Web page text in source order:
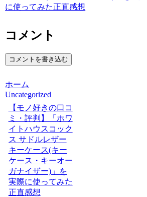
に使ってみた正直感想
コメント
コメントを書き込む
ホーム
Uncategorized
【モノ好きの口コ
ミ・評判】「ホワ
イトハウスコック
ス サドルレザー
キーケース(キー
ケース・キーオー
ガナイザー)」を
実際に使ってみた
正直感想